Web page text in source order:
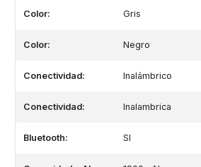
Color: Gris
Color: Negro
Conectividad: Inalámbrico
Conectividad: Inalambrica
Bluetooth: SI